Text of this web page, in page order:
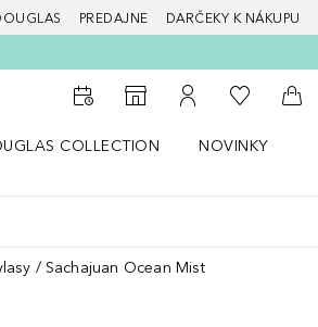
PREDAJNE DARČEKY K NÁKUPU
Do vyhľadávača predajní
Do môjho účtu
Do môjho
Do
COLLECTION
NOVINKY
Sachajuan Ocean Mist